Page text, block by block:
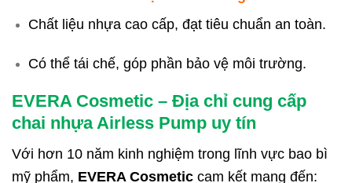
Chất liệu nhựa cao cấp, đạt tiêu chuẩn an toàn.
Có thể tái chế, góp phần bảo vệ môi trường.
EVERA Cosmetic – Địa chỉ cung cấp
chai nhựa Airless Pump uy tín
Với hơn 10 năm kinh nghiệm trong lĩnh vực bao bì
mỹ phẩm, EVERA Cosmetic cam kết mang đến: